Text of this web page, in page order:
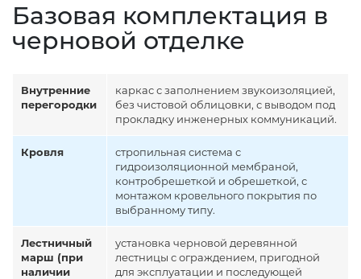
Базовая комплектация в
черновой отделке
Внутренние
перегородки
каркас с заполнением звукоизоляцией,
без чистовой облицовки, с выводом под
прокладку инженерных коммуникаций.
Кровля
стропильная система с
гидроизоляционной мембраной,
контробрешеткой и обрешеткой, с
монтажом кровельного покрытия по
выбранному типу.
Лестничный
марш (при
наличии
установка черновой деревянной
лестницы с ограждением, пригодной
для эксплуатации и последующей